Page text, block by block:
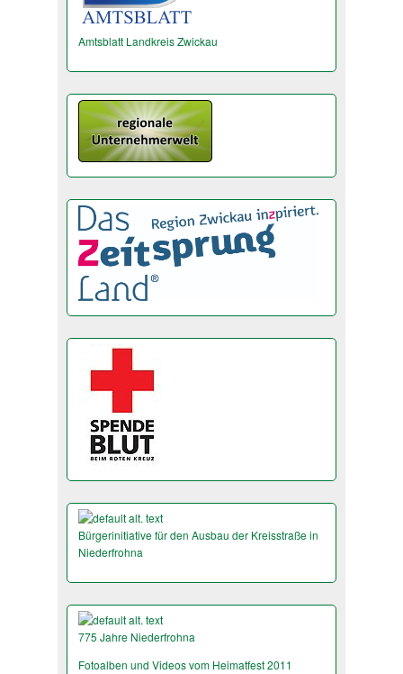
Amtsblatt Landkreis Zwickau
Bürgerinitiative für den Ausbau der Kreisstraße in
Niederfrohna
775 Jahre Niederfrohna
Fotoalben und Videos vom Heimatfest 2011